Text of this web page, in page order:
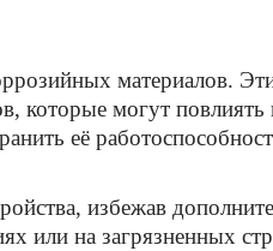
материалов.
которые могут
её
избежав
или на загрязненных